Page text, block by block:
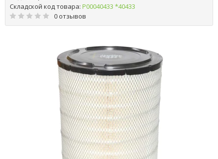
Складской код товара: Р00040433 *40433
0 отзывов